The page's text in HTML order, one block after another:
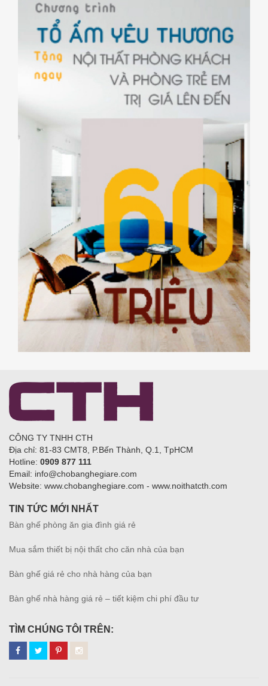
CÔNG TY TNHH CTH
Địa chỉ: 81-83 CMT8, P.Bến Thành, Q.1, TpHCM
Hotline: 0909 877 111
Email: info@chobanghegiare.com
Website: www.chobanghegiare.com - www.noithatcth.com
TIN TỨC MỚI NHẤT
Bàn ghế phòng ăn gia đình giá rẻ
Mua sắm thiết bị nội thất cho căn nhà của bạn
Bàn ghế giá rẻ cho nhà hàng của bạn
Bàn ghế nhà hàng giá rẻ – tiết kiệm chi phí đầu tư
TÌM CHÚNG TÔI TRÊN: